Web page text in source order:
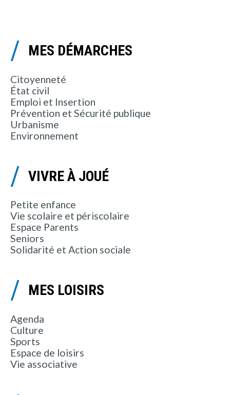
MES DÉMARCHES
Citoyenneté
État civil
Emploi et Insertion
Prévention et Sécurité publique
Urbanisme
Environnement
VIVRE À JOUÉ
Petite enfance
Vie scolaire et périscolaire
Espace Parents
Seniors
Solidarité et Action sociale
MES LOISIRS
Agenda
Culture
Sports
Espace de loisirs
Vie associative